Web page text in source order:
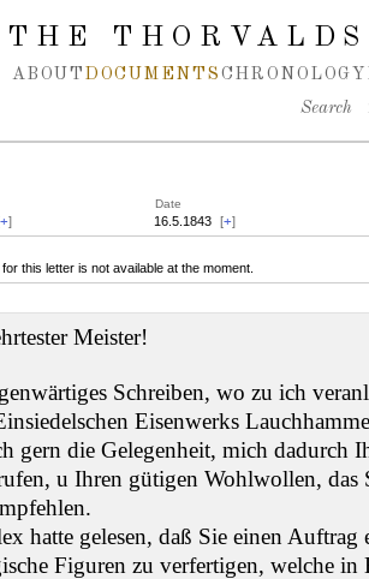
THE
ABOUT DOCUMENTS CHRONOLOGY
Search
Date
+] 16.5.1843 [+]
this letter is not available at the moment.
Meister!
Schreiben, wo zu ich
Eisenwerks
gern die Gelegenheit, mich dadurch
u Ihren gütigen Wohlwollen, das
hatte gelesen, daß Sie einen Auftrag
Figuren zu verfertigen, welche in